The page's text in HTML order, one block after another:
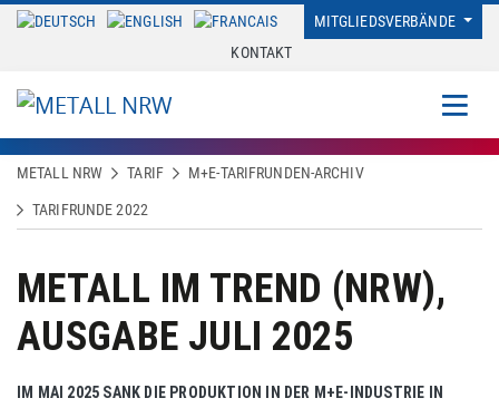
MITGLIEDSVERBÄNDE
KONTAKT
METALL NRW TARIF M+E-TARIFRUNDEN-ARCHIV
TARIFRUNDE 2022
METALL IM TREND (NRW),
AUSGABE JULI 2025
IM MAI 2025 SANK DIE PRODUKTION IN DER M+E-INDUSTRIE IN